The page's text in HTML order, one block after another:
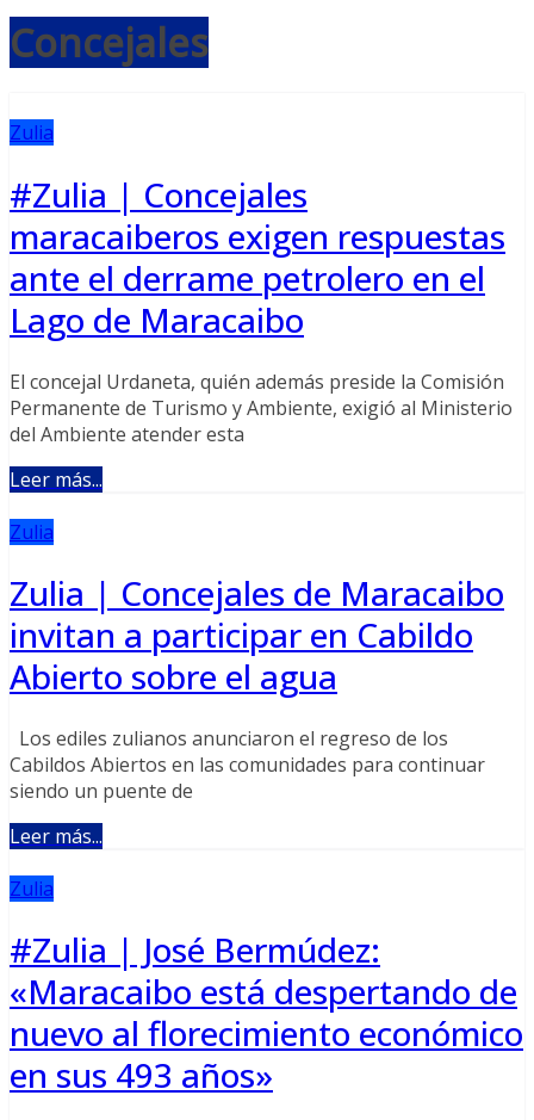
Concejales
Zulia
#Zulia | Concejales
maracaiberos exigen respuestas
ante el derrame petrolero en el
Lago de Maracaibo
El concejal Urdaneta, quién además preside la Comisión
Permanente de Turismo y Ambiente, exigió al Ministerio
del Ambiente atender esta
Leer más...
Zulia
Zulia | Concejales de Maracaibo
invitan a participar en Cabildo
Abierto sobre el agua
Los ediles zulianos anunciaron el regreso de los
Cabildos Abiertos en las comunidades para continuar
siendo un puente de
Leer más...
Zulia
#Zulia | José Bermúdez:
«Maracaibo está despertando de
nuevo al florecimiento económico
en sus 493 años»